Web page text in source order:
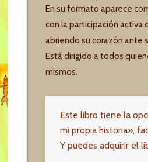
En su formato aparece
con la participación activa
abriendo su corazón ante
Está dirigido a todos
mismos.
Este libro tiene la
mi propia historia»,
Y puedes adquirir el